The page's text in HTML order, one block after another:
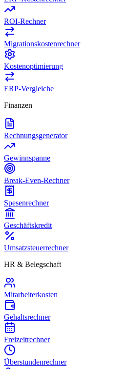
ROI-Rechner
Migrationskostenrechner
Kostenoptimierung
ERP-Vergleiche
Finanzen
Rechnungsgenerator
Gewinnspanne
Break-Even-Rechner
Spesenrechner
Geschäftskredit
Umsatzsteuerrechner
HR & Belegschaft
Mitarbeiterkosten
Gehaltsrechner
Freizeitrechner
Überstundenrechner